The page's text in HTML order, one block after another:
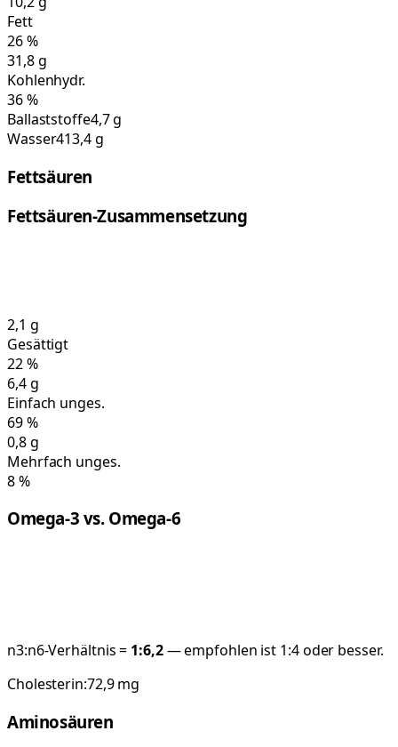
Fett
26%
31,8g
Kohlenhydr.
36%
Ballaststoffe4,7 g
Wasser413,4 g
Fettsäuren
Fettsäuren-Zusammensetzung
2,1 g
Gesättigt
22%
6,4g
Einfach unges.
69%
0,8g
Mehrfach unges.
8%
Omega-3 vs. Omega-6
n3:n6-Verhältnis = 1:6,2— empfohlen ist 1:4 oder besser.
Cholesterin:72,9mg
Aminosäuren